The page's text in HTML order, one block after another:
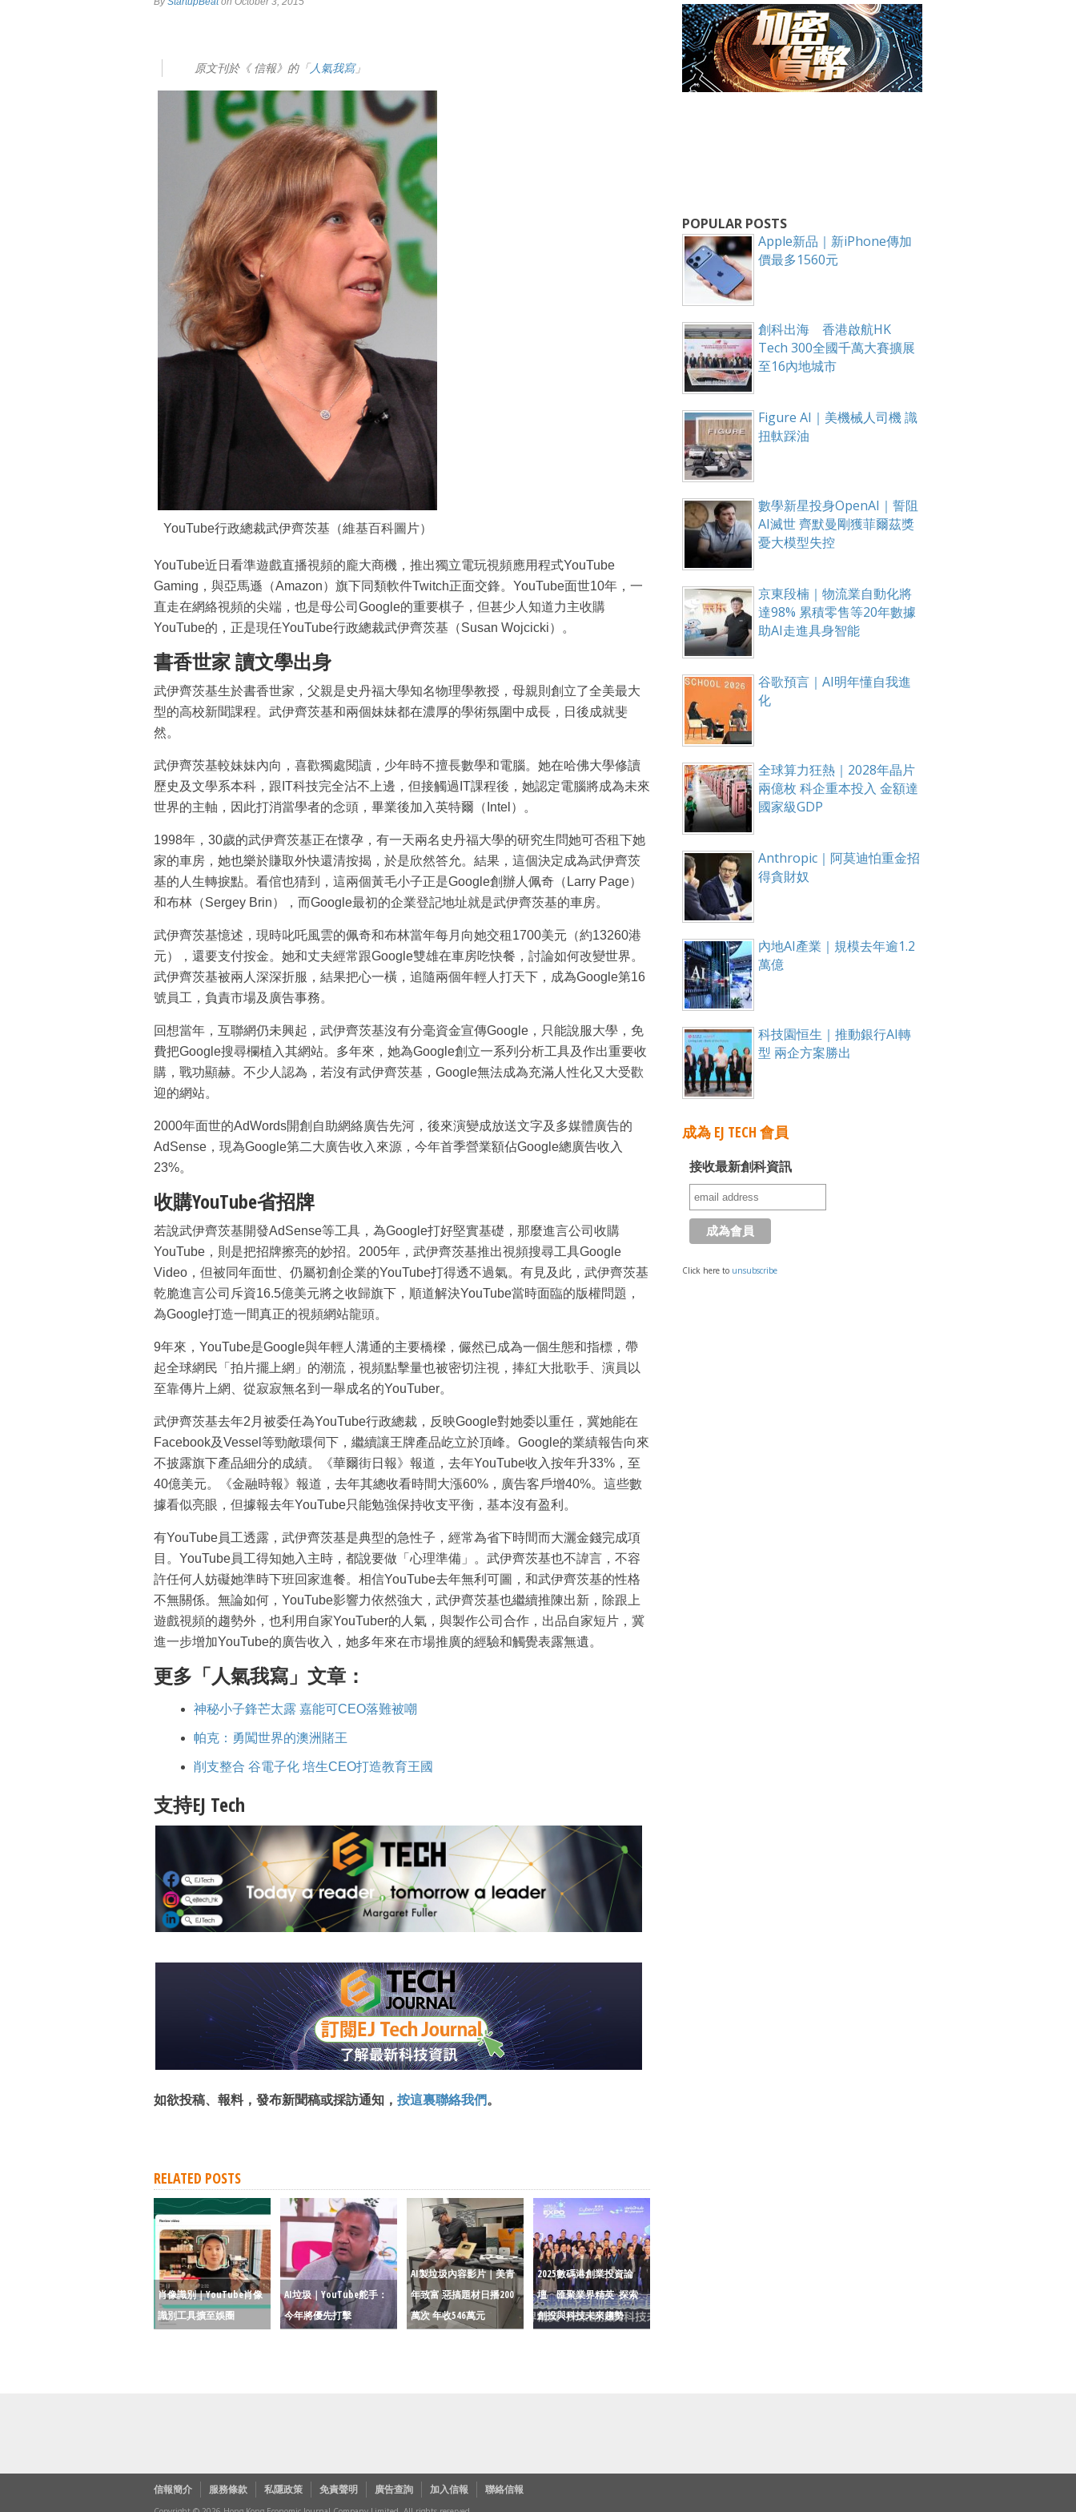
原文刊於《 信報》的「 人氣我寫」
YouTube行政總裁武伊齊茨基（維基百科圖片）
YouTube近日看準遊戲直播視頻的龐大商機，推出獨立電玩視頻應用程式YouTube
Gaming，與亞馬遜（Amazon）旗下同類軟件Twitch正面交鋒。YouTube面世10年，一
直走在網絡視頻的尖端，也是母公司Google的重要棋子，但甚少人知道力主收購
YouTube的，正是現任YouTube行政總裁武伊齊茨基（Susan Wojcicki）。
書香世家 讀文學出身
武伊齊茨基生於書香世家，父親是史丹福大學知名物理學教授，母親則創立了全美最大
型的高校新聞課程。武伊齊茨基和兩個妹妹都在濃厚的學術氛圍中成長，日後成就斐
然。
武伊齊茨基較妹妹內向，喜歡獨處閱讀，少年時不擅長數學和電腦。她在哈佛大學修讀
歷史及文學系本科，跟IT科技完全沾不上邊，但接觸過IT課程後，她認定電腦將成為未來
世界的主軸，因此打消當學者的念頭，畢業後加入英特爾（Intel）。
1998年，30歲的武伊齊茨基正在懷孕，有一天兩名史丹福大學的研究生問她可否租下她
家的車房，她也樂於賺取外快還清按揭，於是欣然答允。結果，這個決定成為武伊齊茨
基的人生轉捩點。看倌也猜到，這兩個黃毛小子正是Google創辦人佩奇（Larry Page）
和布林（Sergey Brin），而Google最初的企業登記地址就是武伊齊茨基的車房。
武伊齊茨基憶述，現時叱吒風雲的佩奇和布林當年每月向她交租1700美元（約13260港
元），還要支付按金。她和丈夫經常跟Google雙雄在車房吃快餐，討論如何改變世界。
武伊齊茨基被兩人深深折服，結果把心一橫，追隨兩個年輕人打天下，成為Google第16
號員工，負責市場及廣告事務。
回想當年，互聯網仍未興起，武伊齊茨基沒有分毫資金宣傳Google，只能說服大學，免
費把Google搜尋欄植入其網站。多年來，她為Google創立一系列分析工具及作出重要收
購，戰功顯赫。不少人認為，若沒有武伊齊茨基，Google無法成為充滿人性化又大受歡
迎的網站。
2000年面世的AdWords開創自助網絡廣告先河，後來演變成放送文字及多媒體廣告的
AdSense，現為Google第二大廣告收入來源，今年首季營業額佔Google總廣告收入
23%。
收購YouTube省招牌
若說武伊齊茨基開發AdSense等工具，為Google打好堅實基礎，那麼進言公司收購
YouTube，則是把招牌擦亮的妙招。2005年，武伊齊茨基推出視頻搜尋工具Google
Video，但被同年面世、仍屬初創企業的YouTube打得透不過氣。有見及此，武伊齊茨基
乾脆進言公司斥資16.5億美元將之收歸旗下，順道解決YouTube當時面臨的版權問題，
為Google打造一間真正的視頻網站龍頭。
9年來，YouTube是Google與年輕人溝通的主要橋樑，儼然已成為一個生態和指標，帶
起全球網民「拍片擺上網」的潮流，視頻點擊量也被密切注視，捧紅大批歌手、演員以
至靠傳片上網、從寂寂無名到一舉成名的YouTuber。
武伊齊茨基去年2月被委任為YouTube行政總裁，反映Google對她委以重任，冀她能在
Facebook及Vessel等勁敵環伺下，繼續讓王牌產品屹立於頂峰。Google的業績報告向來
不披露旗下產品細分的成績。《華爾街日報》報道，去年YouTube收入按年升33%，至
40億美元。《金融時報》報道，去年其總收看時間大漲60%，廣告客戶增40%。這些數
據看似亮眼，但據報去年YouTube只能勉強保持收支平衡，基本沒有盈利。
有YouTube員工透露，武伊齊茨基是典型的急性子，經常為省下時間而大灑金錢完成項
目。YouTube員工得知她入主時，都說要做「心理準備」。武伊齊茨基也不諱言，不容
許任何人妨礙她準時下班回家進餐。相信YouTube去年無利可圖，和武伊齊茨基的性格
不無關係。無論如何，YouTube影響力依然強大，武伊齊茨基也繼續推陳出新，除跟上
遊戲視頻的趨勢外，也利用自家YouTuber的人氣，與製作公司合作，出品自家短片，冀
進一步增加YouTube的廣告收入，她多年來在市場推廣的經驗和觸覺表露無遺。
更多「人氣我寫」文章：
神秘小子鋒芒太露 嘉能可CEO落難被嘲
帕克：勇闖世界的澳洲賭王
削支整合 谷電子化 培生CEO打造教育王國
支持EJ Tech
如欲投稿、報料，發布新聞稿或採訪通知， 按這裏聯絡我們。
RELATED POSTS
肖像識別｜YouTube肖像
識別工具擴至娛圈
AI垃圾｜YouTube舵手：
今年將優先打擊
AI製垃圾內容影片｜美青
年致富 惡搞題材日播200
萬次 年收546萬元
2025數碼港創業投資論
壇 匯聚業界精英 探索
創投與科技未來趨勢
POPULAR POSTS
Apple新品｜新iPhone傳加
價最多1560元
創科出海 香港啟航HK
Tech 300全國千萬大賽擴展
至16內地城市
Figure AI｜美機械人司機 識
扭軚踩油
數學新星投身OpenAI｜誓阻
AI滅世 齊默曼剛獲菲爾茲獎
憂大模型失控
京東段楠｜物流業自動化將
達98% 累積零售等20年數據
助AI走進具身智能
谷歌預言｜AI明年懂自我進
化
全球算力狂熱｜2028年晶片
兩億枚 科企重本投入 金額達
國家級GDP
Anthropic｜阿莫迪怕重金招
得貪財奴
內地AI產業｜規模去年逾1.2
萬億
科技園恒生｜推動銀行AI轉
型 兩企方案勝出
成為 EJ TECH 會員
接收最新創科資訊
Click here to unsubscribe
信報簡介 服務條款 私隱政策 免責聲明 廣告查詢 加入信報 聯絡信報
成為 EJ Tech 會員
最新資訊（附創業懶人包），直達郵箱！